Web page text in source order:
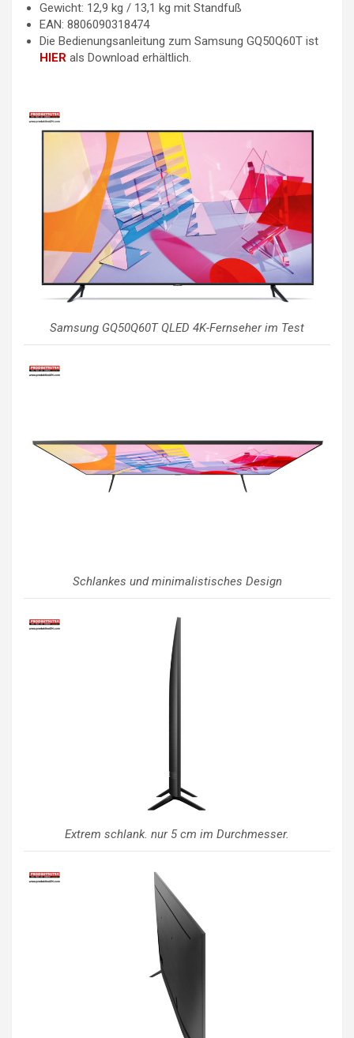
Gewicht: 12,9 kg / 13,1 kg mit Standfuß
EAN: 8806090318474
Die Bedienungsanleitung zum Samsung GQ50Q60T ist
HIER als Download erhältlich.
Samsung GQ50Q60T QLED 4K-Fernseher im Test
Schlankes und minimalistisches Design
Extrem schlank. nur 5 cm im Durchmesser.